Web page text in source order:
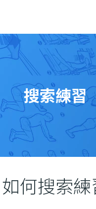
搜索練習
如何搜索練